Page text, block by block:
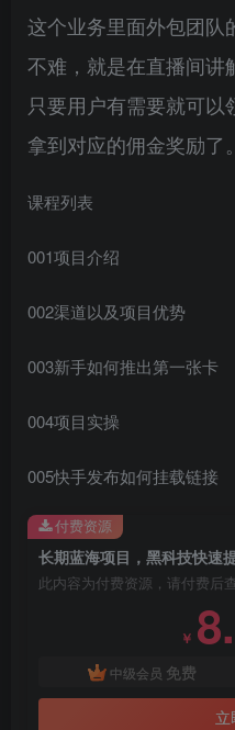
这个业务里面外包团队
不难，就是在直播间讲
只要用户有需要就可
拿到对应的佣金奖励了。
课程列表
001项目介绍
002渠道以及项目优势
003新手如何推出第一张卡
004项目实操
005快手发布如何挂载链接
此内容为付费资源，请付费后
￥
中级会员 免费
付费资源